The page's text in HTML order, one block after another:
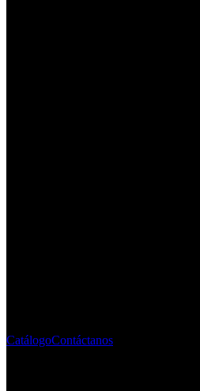
CatálogoContáctanos